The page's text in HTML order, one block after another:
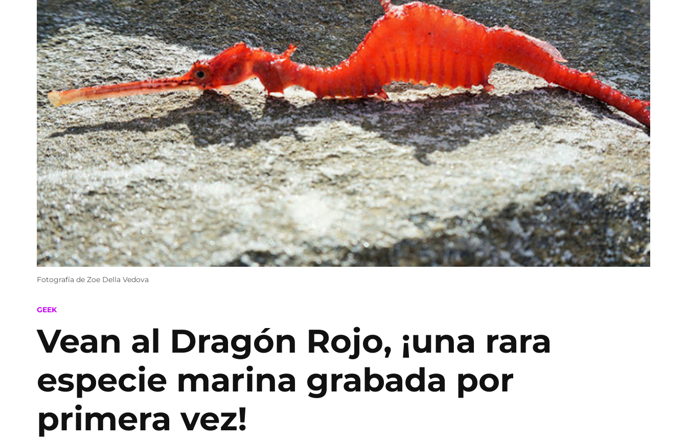
Fotografía de Zoe Della Vedova
POSTED
GEEK
Vean al Dragón Rojo, ¡una rara
especie marina grabada por
primera vez!